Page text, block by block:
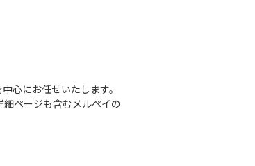
心にお任せいたします。
ページも含むメルペイの